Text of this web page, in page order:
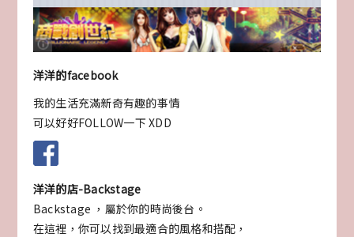
洋洋的facebook
我的生活充滿新奇有趣的事情
可以好好FOLLOW一下 XDD
洋洋的店-Backstage
Backstage ，屬於你的時尚後台。
在這裡，你可以找到最適合的風格和搭配，